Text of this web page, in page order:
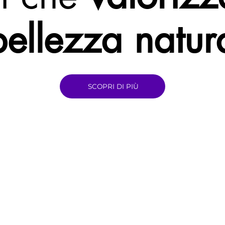
SCOPRI DI PIÙ